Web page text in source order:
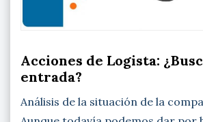
Acciones de Logista:
entrada?
Análisis de la situación de la